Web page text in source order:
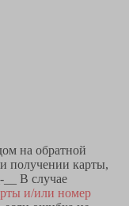
на обратной
получении карты,
__ В случае
и/или номер